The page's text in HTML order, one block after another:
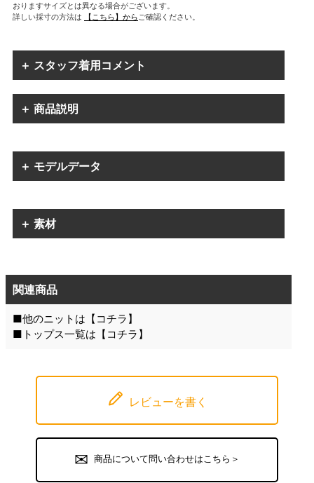
おりますサイズとは異なる場合がございます。
詳しい採寸の方法は
【こちら】からご確認ください。
＋ スタッフ着用コメント
＋ 商品説明
＋ モデルデータ
＋ 素材
関連商品
■他のニットは【 コチラ 】
■トップス一覧は【 コチラ 】
レビューを書く
商品について問い合わせはこちら＞